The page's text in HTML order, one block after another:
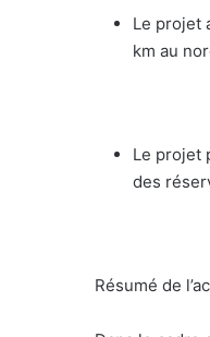
Le projet
km au
Le projet
des
Résumé de